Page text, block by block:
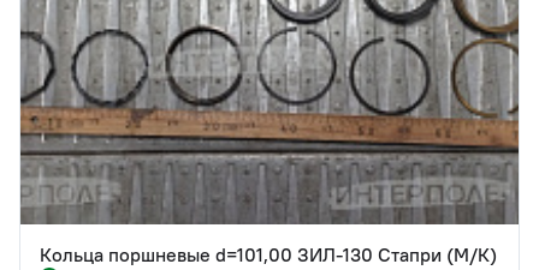
Кольца поршневые d=101,00 ЗИЛ-130 Стапри (М/К)